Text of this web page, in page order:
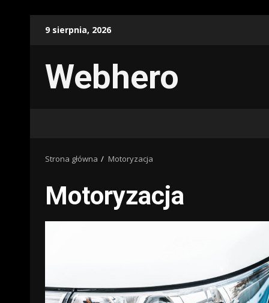
9 sierpnia, 2026
Webhero
Strona główna Motoryzacja
Motoryzacja